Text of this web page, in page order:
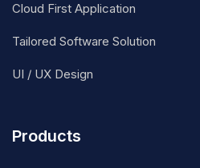
Cloud First Application
Tailored Software Solution
UI / UX Design
Products